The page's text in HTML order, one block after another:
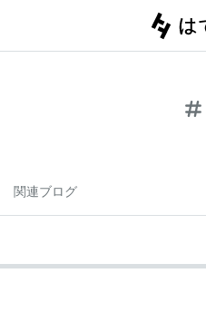
関連ブログ